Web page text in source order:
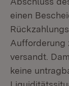
einen
Aufforderung
versandt.
keine